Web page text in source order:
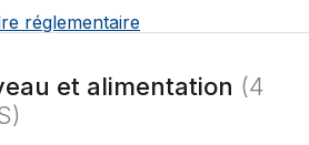
réglementaire
et alimentation (4